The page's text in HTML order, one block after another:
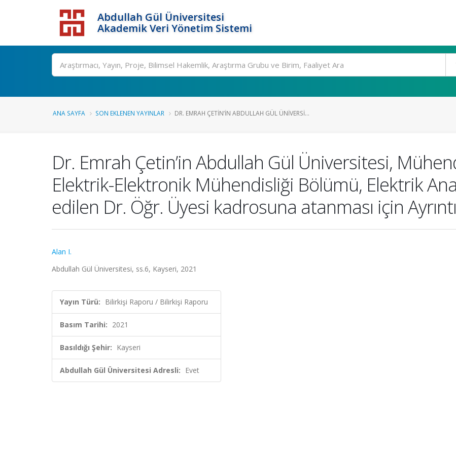
Abdullah Gül Üniversitesi
Akademik Veri Yönetim Sistemi
ANA SAYFA SON EKLENEN YAYINLAR DR. EMRAH ÇETIN’IN ABDULLAH GÜL ÜNIVERSI...
Dr. Emrah Çetin’in Abdullah Gül Üniversitesi,
Elektrik-Elektronik Mühendisliği Bölümü, Elektrik
edilen Dr. Öğr. Üyesi kadrosuna atanması için
Alan I.
Abdullah Gül Üniversitesi, ss.6, Kayseri, 2021
Yayın Türü: Bilirkişi Raporu / Bilirkişi Raporu
Basım Tarihi: 2021
Basıldığı Şehir: Kayseri
Abdullah Gül Üniversitesi Adresli: Evet